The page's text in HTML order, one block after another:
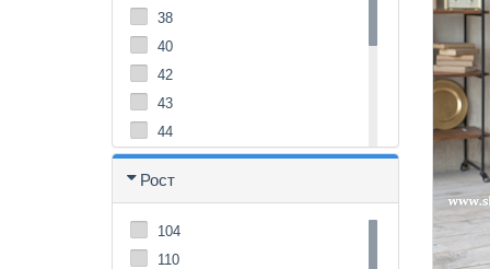
38
40
42
43
44
46
48
Рост
104
110